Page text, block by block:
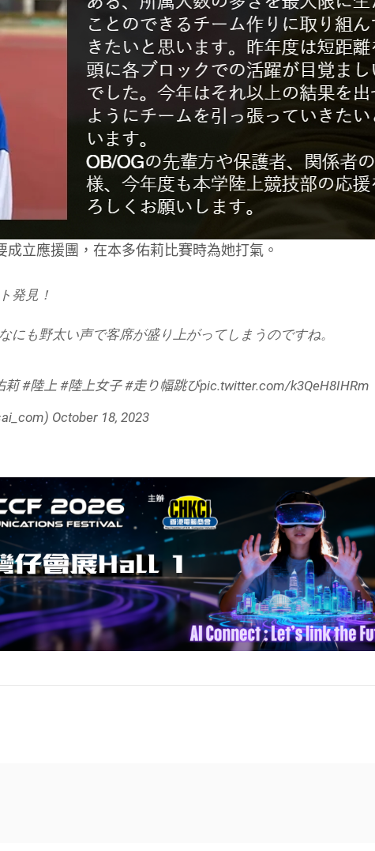
立應援團，在本多佑莉比賽時為她打氣。
発見！
も野太い声で客席が盛り上がってしまうのですね。
莉#陸上 #陸上女子 #走り幅跳びpic.twitter.com/k3QeH8IHRm
October 18, 2023